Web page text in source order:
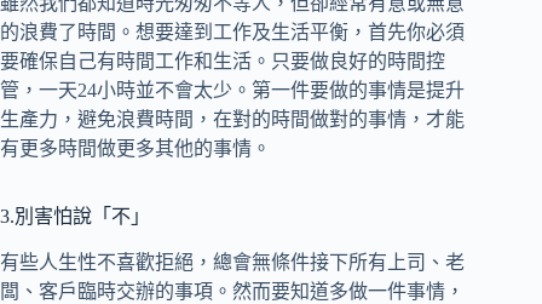
的浪費了時間。想要達到工作及生活平衡，首先你必須
要確保自己有時間工作和生活。只要做良好的時間控
管，一天24小時並不會太少。第一件要做的事情是提升
生產力，避免浪費時間，在對的時間做對的事情，才能
有更多時間做更多其他的事情。
3.別害怕說「不」
有些人生性不喜歡拒絕，總會無條件接下所有上司、老
闆、客戶臨時交辦的事項。然而要知道多做一件事情，